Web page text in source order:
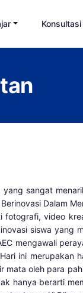
Konsultasi
sangat
Dalam
video
siswa yang
mengawali
ini merupakan
oleh para
hanya berarti